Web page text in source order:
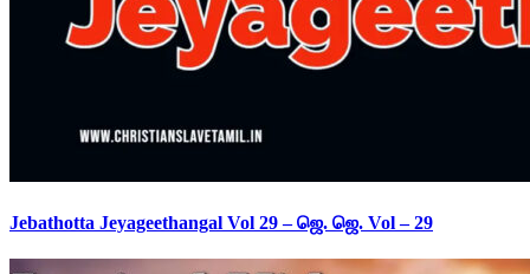
Jebathotta Jeyageethangal Vol 29 – ஜெ. ஜெ. Vol – 29